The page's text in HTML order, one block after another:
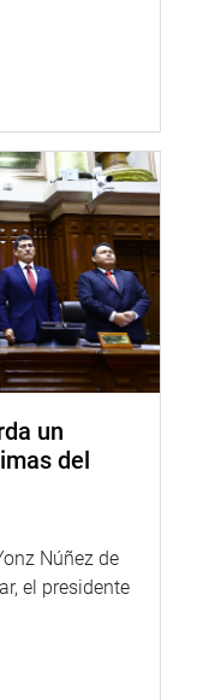
Santa Rosa,
hemos visitado
gerente general de
ejecutivo de
tomadas a
de alimentos
se ha elaborado
beneficiando a
Santa Rosa, 56
a 724
un estudio de
daños por lo que
resultados.
un
del
Núñez de
el presidente